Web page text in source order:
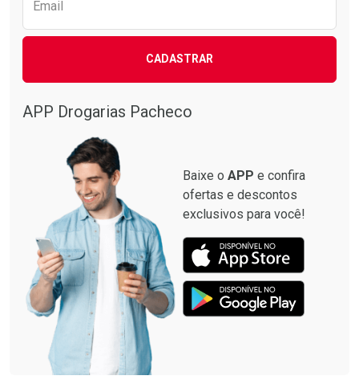
Email
CADASTRAR
APP Drogarias Pacheco
Baixe o APP e confira
ofertas e descontos
exclusivos para você!